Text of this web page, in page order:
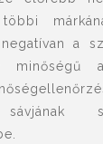
a
minőségű